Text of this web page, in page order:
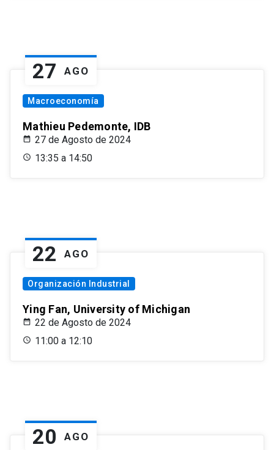
27 AGO
Macroeconomía
Mathieu Pedemonte, IDB
27 de Agosto de 2024
13:35 a 14:50
22 AGO
Organización Industrial
Ying Fan, University of Michigan
22 de Agosto de 2024
11:00 a 12:10
20 AGO